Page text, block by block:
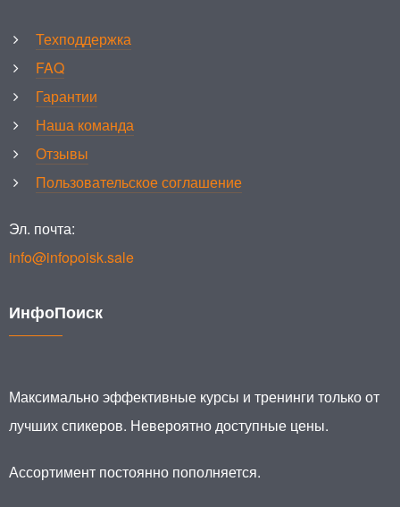
Техподдержка
FAQ
Гарантии
Наша команда
Отзывы
Пользовательское соглашение
Эл. почта:
info@infopoisk.sale
ИнфоПоиск
Максимально эффективные курсы и тренинги только от
лучших спикеров. Невероятно доступные цены.
Ассортимент постоянно пополняется.